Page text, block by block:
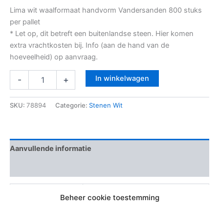
Beheer cookie toestemming
Lima wit waalformaat handvorm Vandersanden 800 stuks
per pallet
* Let op, dit betreft een buitenlandse steen. Hier komen
extra vrachtkosten bij. Info (aan de hand van de
hoeveelheid) op aanvraag.
- + In winkelwagen
SKU: 78894 Categorie: Stenen Wit
Aanvullende informatie
Extra informatie 800 stenen per pallet